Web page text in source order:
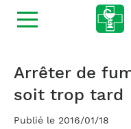
Ouvrir
la
Arrêter de
soit trop tard
Publié le 2016/01/18